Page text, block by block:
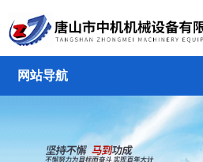
网站导航